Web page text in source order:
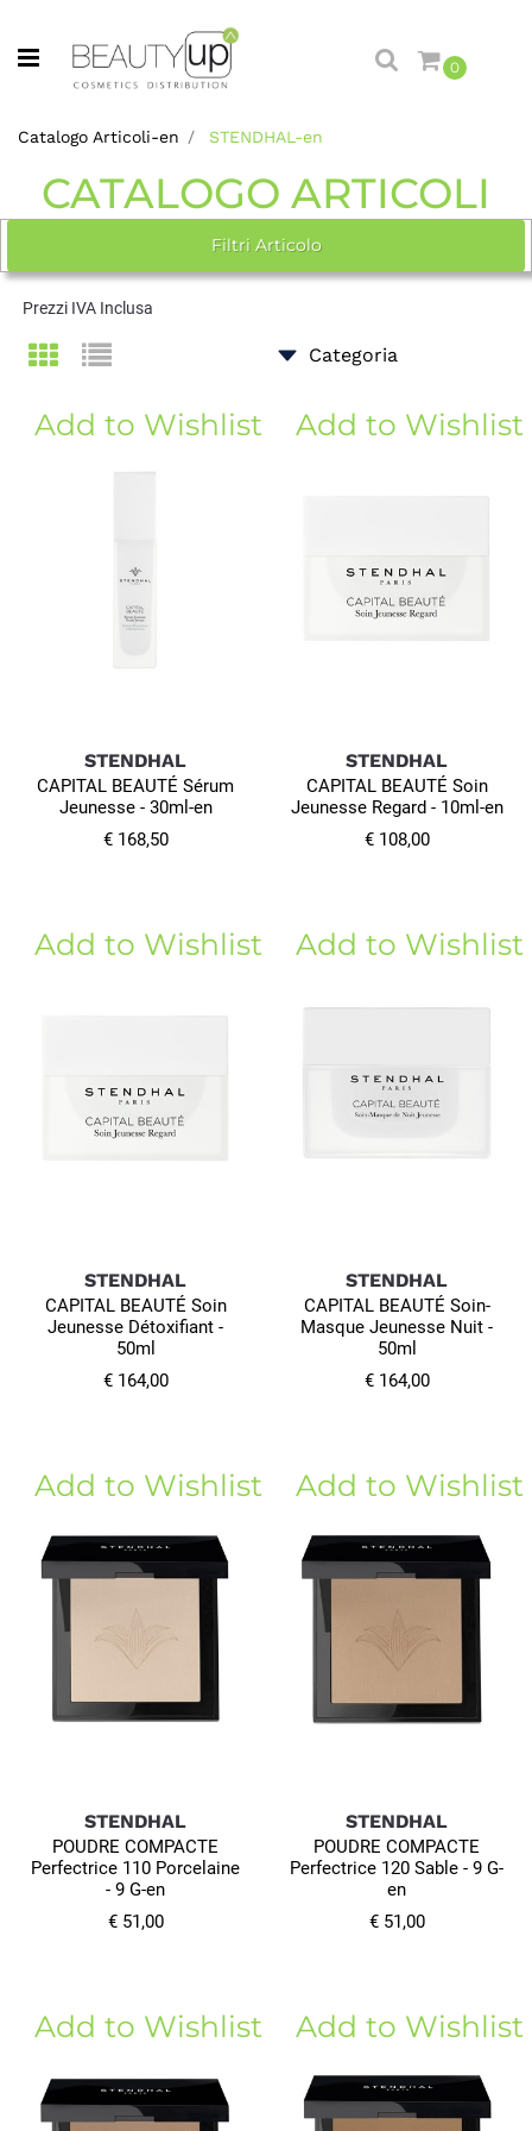
Open menu
0
Catalogo Articoli-en STENDHAL-en
CATALOGO ARTICOLI
Filtri Articolo
Prezzi IVA Inclusa
Add to Wishlist
STENDHAL
CAPITAL BEAUTÉ Sérum
Jeunesse - 30ml-en
€ 168,50
Add to Wishlist
STENDHAL
CAPITAL BEAUTÉ Soin
Jeunesse Regard - 10ml-en
€ 108,00
Add to Wishlist
STENDHAL
CAPITAL BEAUTÉ Soin
Jeunesse Détoxifiant -
50ml
€ 164,00
Add to Wishlist
STENDHAL
CAPITAL BEAUTÉ Soin-
Masque Jeunesse Nuit -
50ml
€ 164,00
Add to Wishlist
STENDHAL
POUDRE COMPACTE
Perfectrice 110 Porcelaine
- 9 G-en
€ 51,00
Add to Wishlist
STENDHAL
POUDRE COMPACTE
Perfectrice 120 Sable - 9 G-
en
€ 51,00
Add to Wishlist Add to Wishlist